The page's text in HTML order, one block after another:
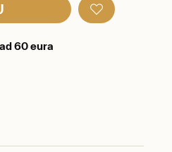
60 eura